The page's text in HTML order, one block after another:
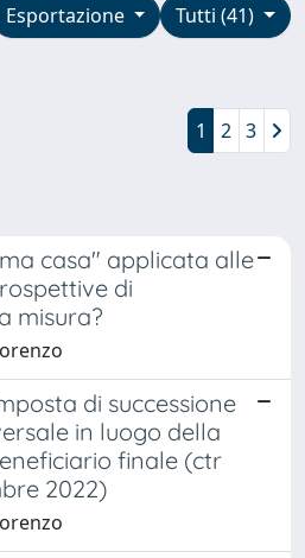
Tutti (41)
Esportazione
1 2 3
casa" applicata alle
di
misura?
di successione
in luogo della
finale (ctr
2022)